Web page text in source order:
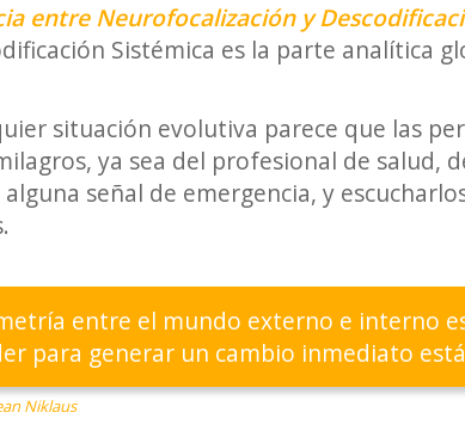
entre Neurofocalización y
Sistémica es la parte analítica
situación evolutiva parece que las
ya sea del profesional de salud,
señal de emergencia, y
entre el mundo externo e interno
para generar un cambio inmediato
Niklaus